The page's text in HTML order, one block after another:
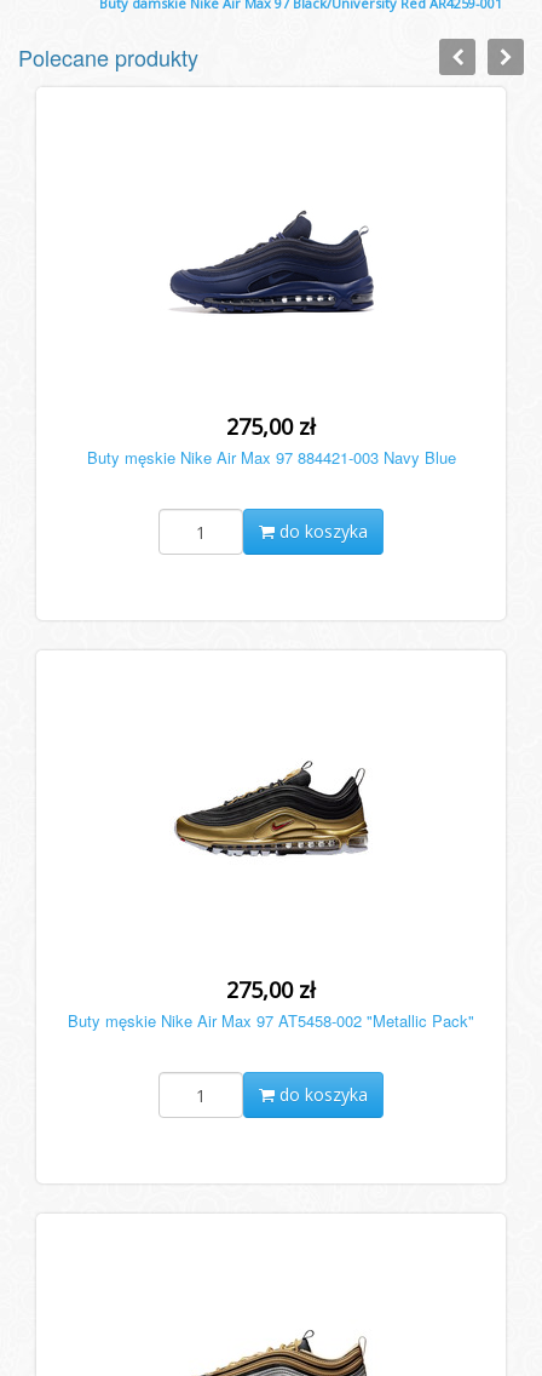
Polecane produkty
275,00 zł
Buty męskie Nike Air Max 97 884421-003 Navy Blue
do koszyka
275,00 zł
Buty męskie Nike Air Max 97 AT5458-002 "Metallic Pack"
do koszyka